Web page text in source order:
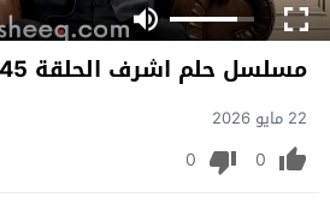
مسلسل حلم اشرف الحلقة 45
22 مايو 2026
0
0